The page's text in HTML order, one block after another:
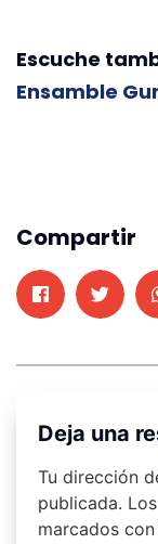
Escuche
Ensamble
Compartir
Deja una
Tu dirección
publicada.
marcados con